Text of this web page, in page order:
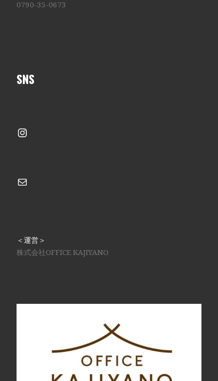
0790-35-0673
SNS
Instagram
メール
＜運営＞
株式会社OFFICE KAJIYANO